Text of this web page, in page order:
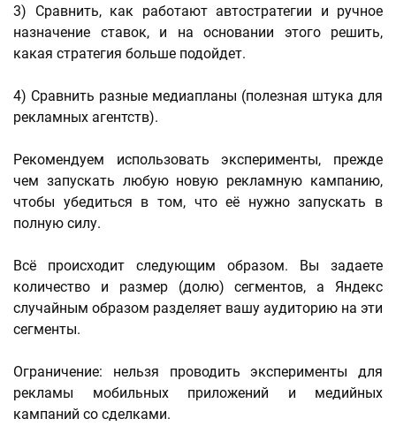
3) Сравнить, как работают автостратегии и ручное
назначение ставок, и на основании этого решить,
какая стратегия больше подойдет.
4) Сравнить разные медиапланы (полезная штука для
рекламных агентств).
Рекомендуем использовать эксперименты, прежде
чем запускать любую новую рекламную кампанию,
чтобы убедиться в том, что её нужно запускать в
полную силу.
Всё происходит следующим образом. Вы задаете
количество и размер (долю) сегментов, а Яндекс
случайным образом разделяет вашу аудиторию на эти
сегменты.
Ограничение: нельзя проводить эксперименты для
рекламы мобильных приложений и медийных
кампаний со сделками.